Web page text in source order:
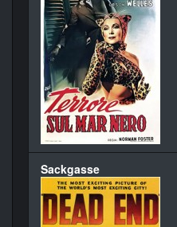
Sackgasse